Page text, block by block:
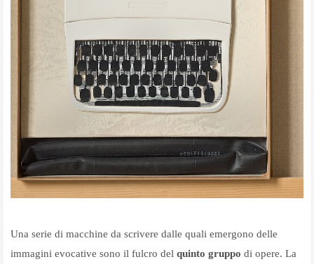
Una serie di macchine da scrivere dalle quali emergono delle
immagini evocative sono il fulcro del quinto gruppo di opere. La